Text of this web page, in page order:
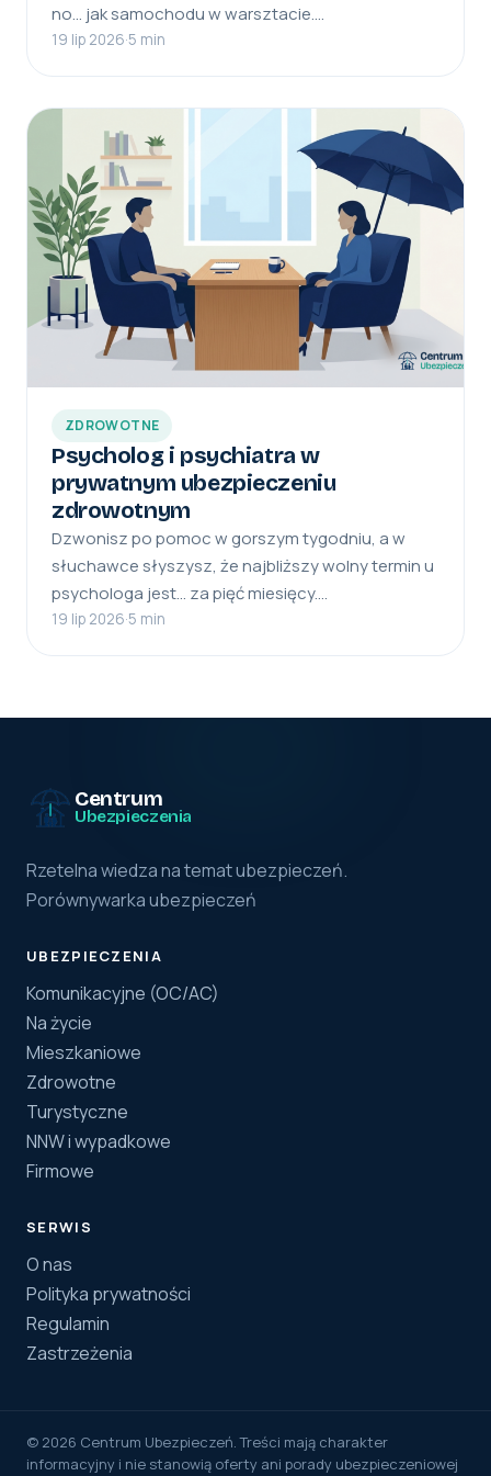
no… jak samochodu w warsztacie.…
19 lip 2026·5 min
ZDROWOTNE
Psycholog i psychiatra w
prywatnym ubezpieczeniu
zdrowotnym
Dzwonisz po pomoc w gorszym tygodniu, a w
słuchawce słyszysz, że najbliższy wolny termin u
psychologa jest… za pięć miesięcy.…
19 lip 2026·5 min
Centrum
Ubezpieczenia
Rzetelna wiedza na temat ubezpieczeń.
Porównywarka ubezpieczeń
UBEZPIECZENIA
Komunikacyjne (OC/AC)
Na życie
Mieszkaniowe
Zdrowotne
Turystyczne
NNW i wypadkowe
Firmowe
SERWIS
O nas
Polityka prywatności
Regulamin
Zastrzeżenia
© 2026 Centrum Ubezpieczeń. Treści mają charakter
informacyjny i nie stanowią oferty ani porady ubezpieczeniowej